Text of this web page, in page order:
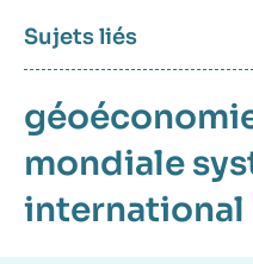
Sujets liés
mondiale
international